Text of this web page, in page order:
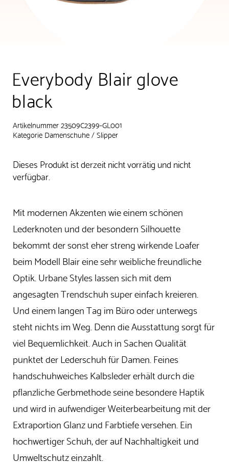
Everybody Blair glove
black
Artikelnummer 23509C2399-GL001
KategorieDamenschuhe/Slipper
Dieses Produkt ist derzeit nicht vorrätig und nicht
verfügbar.
Mit modernen Akzenten wie einem schönen
Lederknoten und der besondern Silhouette
bekommt der sonst eher streng wirkende Loafer
beim Modell Blair eine sehr weibliche freundliche
Optik. Urbane Styles lassen sich mit dem
angesagten Trendschuh super einfach kreieren.
Und einem langen Tag im Büro oder unterwegs
steht nichts im Weg. Denn die Ausstattung sorgt für
viel Bequemlichkeit. Auch in Sachen Qualität
punktet der Lederschuh für Damen. Feines
handschuhweiches Kalbsleder erhält durch die
pflanzliche Gerbmethode seine besondere Haptik
und wird in aufwendiger Weiterbearbeitung mit der
Extraportion Glanz und Farbtiefe versehen. Ein
hochwertiger Schuh, der auf Nachhaltigkeit und
Umweltschutz einzahlt.